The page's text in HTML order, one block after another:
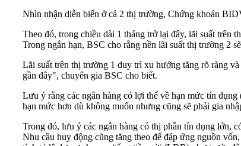
Nhìn nhận diễn biến ở cả 2 thị trường, Chứng khoán
Theo đó, trong chiều dài 1 tháng trở lại đây, lãi suất trên
Trong ngắn hạn, BSC cho rằng nền lãi suất thị trường 2
Lãi suất trên thị trường 1 duy trì xu hướng tăng rõ ràng
gần đây", chuyên gia BSC cho biết.
Lưu ý rằng các ngân hàng có lợi thế về hạn mức tín
hạn mức hơn dù không muốn nhưng cũng sẽ phải gia
Trong đó, lưu ý các ngân hàng có thị phần tín dụng lớn,
Nhu cầu huy động cũng tăng theo để đáp ứng nguồn